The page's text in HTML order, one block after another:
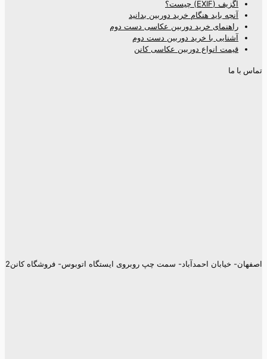
اگزیف (EXIF) چیست؟
آنچه باید هنگام خرید دوربین بدانید
راهنمای خرید دوربین عکاسی دست دوم
آشنایی با خرید دوربین دست دوم
قیمت انواع دوربین عکاسی کانن
تماس با ما
اصفهان- خیابان احمدآباد- سمت چپ روبروی ایستگاه اتوبوس- فروشگاه کانن2